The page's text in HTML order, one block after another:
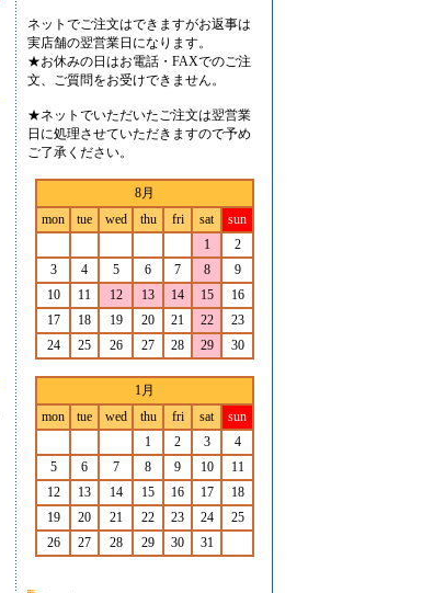
ネットでご注文はできますがお返事は
実店舗の翌営業日になります。
★お休みの日はお電話・FAXでのご注
文、ご質問をお受けできません。
★ネットでいただいたご注文は翌営業
日に処理させていただきますので予め
ご了承ください。
8月
mon
tue wed thu fri sat
sun
1
2
3
4 5 6 7 8
9
10
11 12 13 14 15
16
17
18 19 20 21 22
23
24
25 26 27 28 29 30
1月
mon
tue wed thu fri sat
sun
1
2 3
4
5
6 7 8 9 10
11
12
13 14 15 16 17
18
19
20 21 22 23 24
25
26
27 28 29 30 31